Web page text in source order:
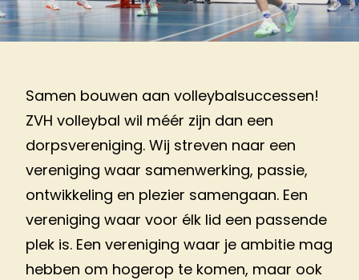
Samen bouwen aan volleybalsuccessen!
ZVH volleybal wil méér zijn dan een
dorpsvereniging. Wij streven naar een
vereniging waar samenwerking, passie,
ontwikkeling en plezier samengaan. Een
vereniging waar voor élk lid een passende
plek is. Een vereniging waar je ambitie mag
hebben om hogerop te komen, maar ook